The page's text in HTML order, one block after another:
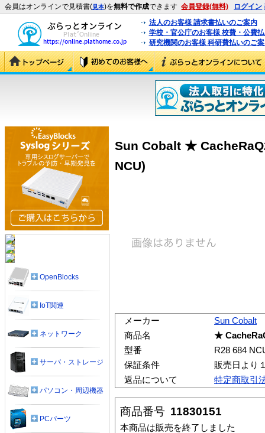
会員はオンラインで見積書(見本)を無料で作成できます 会員登録(無料) ログイン
法人のお客様 請求書払いのご案内
学校・官公庁のお客様 校費・公費
研究機関のお客様 科研費払いのご
Sun Cobalt ★
NCU)
メーカー
Sun Cobalt
商品名
★
型番
R28 684
保証条件
販売日より
返品について
特定商取引
商品番号 11830151
本商品は販売を終了しました
OpenBlocks
IoT関連
ネットワーク
サーバ・ストレージ
パソコン・周辺機器
PCパーツ